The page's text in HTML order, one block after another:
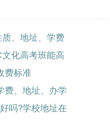
、地址、学费
化高考班能高
费标准
费、地址、办学
吗?学校地址在